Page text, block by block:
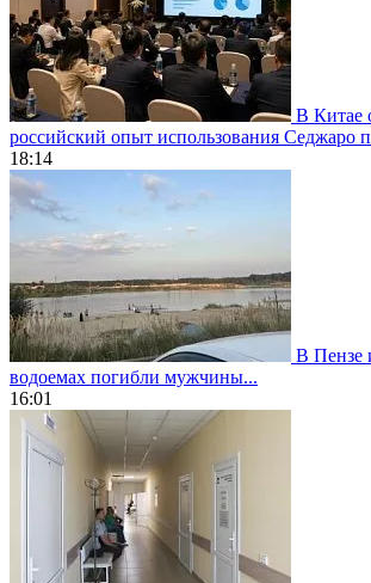
В Китае
российский опыт использования Седжаро
18:14
В Пензе
водоемах погибли мужчины...
16:01